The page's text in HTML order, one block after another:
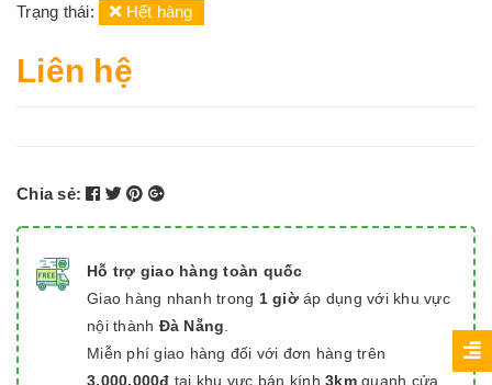
Trạng thái: Hết hàng
Liên hệ
Chia sẻ:
Hỗ trợ giao hàng toàn quốc
Giao hàng nhanh trong 1 giờáp dụng với khu vực
nội thành Đà Nẵng
Miễn phí giao hàng đối với đơn hàng trên
3.000.000đ tại khu vực bán kính 3kmquanh cửa